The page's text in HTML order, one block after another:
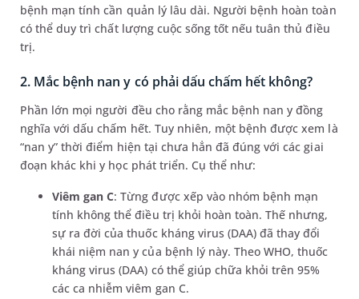
bệnh mạn tính cần quản lý lâu dài. Người bệnh hoàn toàn
có thể duy trì chất lượng cuộc sống tốt nếu tuân thủ điều
trị.
2. Mắc bệnh nan y có phải dấu chấm hết không?
Phần lớn mọi người đều cho rằng mắc bệnh nan y đồng
nghĩa với dấu chấm hết. Tuy nhiên, một bệnh được xem là
“nan y” thời điểm hiện tại chưa hẳn đã đúng với các giai
đoạn khác khi y học phát triển. Cụ thể như:
Viêm gan C: Từng được xếp vào nhóm bệnh mạn
tính không thể điều trị khỏi hoàn toàn. Thế nhưng,
sự ra đời của thuốc kháng virus (DAA) đã thay đổi
khái niệm nan y của bệnh lý này. Theo WHO, thuốc
kháng virus (DAA) có thể giúp chữa khỏi trên 95%
các ca nhiễm viêm gan C.